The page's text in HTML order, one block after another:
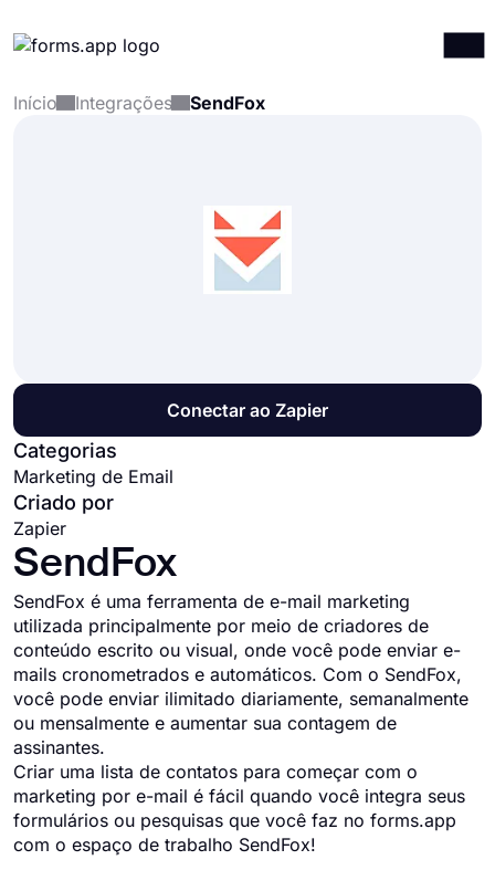
Produtos
Início Integrações SendFox
Conectar ao Zapier
Categorias
Marketing de Email
Criado por
Zapier
SendFox
SendFox é uma ferramenta de e-mail marketing
utilizada principalmente por meio de criadores de
conteúdo escrito ou visual, onde você pode enviar e-
mails cronometrados e automáticos. Com o SendFox,
você pode enviar ilimitado diariamente, semanalmente
ou mensalmente e aumentar sua contagem de
assinantes.
Criar uma lista de contatos para começar com o
marketing por e-mail é fácil quando você integra seus
formulários ou pesquisas que você faz no forms.app
com o espaço de trabalho SendFox!